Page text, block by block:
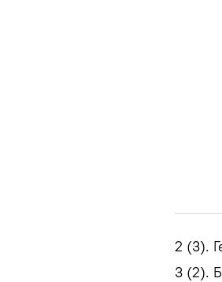
2 (3).
3 (2).